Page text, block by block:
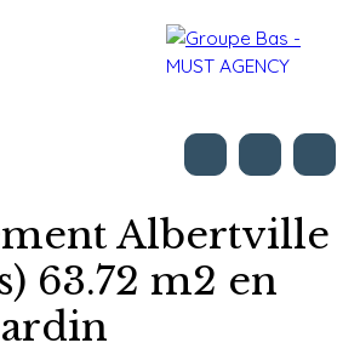
Vendre Programmes
Albertville
63.72 m2 en